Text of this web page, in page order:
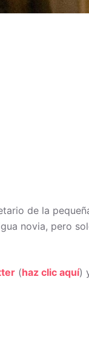
de la
novia, pero
(haz clic aquí)